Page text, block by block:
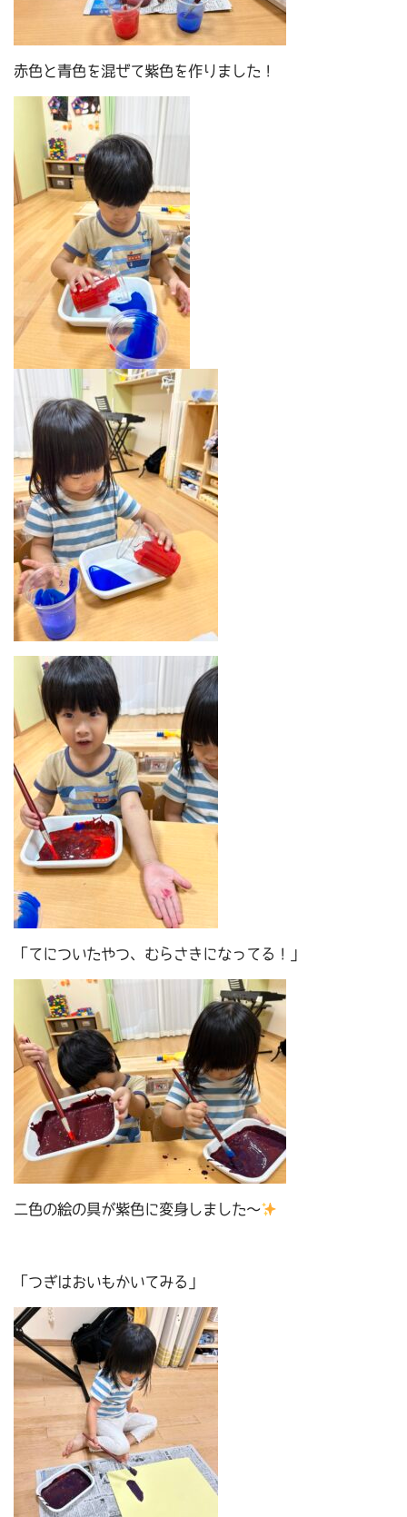
赤色と青色を混ぜて紫色を作りました！
「てについたやつ、むらさきになってる！」
二色の絵の具が紫色に変身しました～
「つぎはおいもかいてみる」